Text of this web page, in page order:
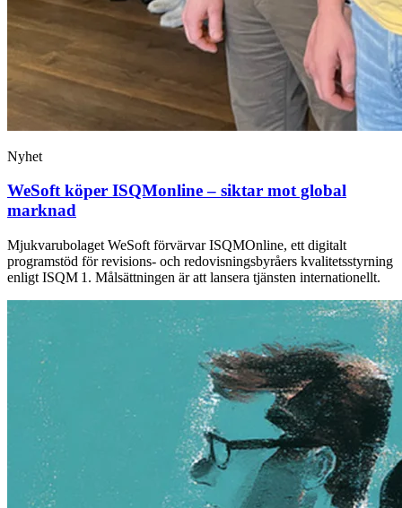
Nyhet
WeSoft köper ISQMonline – siktar mot global
marknad
Mjukvarubolaget WeSoft förvärvar ISQMOnline, ett digitalt
programstöd för revisions- och redovisningsbyråers kvalitetsstyrning
enligt ISQM 1. Målsättningen är att lansera tjänsten internationellt.